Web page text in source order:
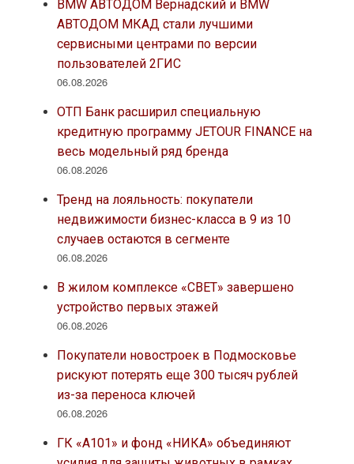
BMW АВТОДОМ Вернадский и BMW
АВТОДОМ МКАД стали лучшими
сервисными центрами по версии
пользователей 2ГИС
06.08.2026
ОТП Банк расширил специальную
кредитную программу JETOUR FINANCE на
весь модельный ряд бренда
06.08.2026
Тренд на лояльность: покупатели
недвижимости бизнес-класса в 9 из 10
случаев остаются в сегменте
06.08.2026
В жилом комплексе «СВЕТ» завершено
устройство первых этажей
06.08.2026
Покупатели новостроек в Подмосковье
рискуют потерять еще 300 тысяч рублей
из-за переноса ключей
06.08.2026
ГК «А101» и фонд «НИКА» объединяют